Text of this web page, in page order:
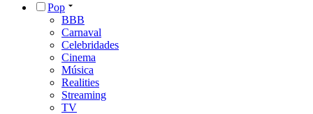
Pop
BBB
Carnaval
Celebridades
Cinema
Música
Realities
Streaming
TV